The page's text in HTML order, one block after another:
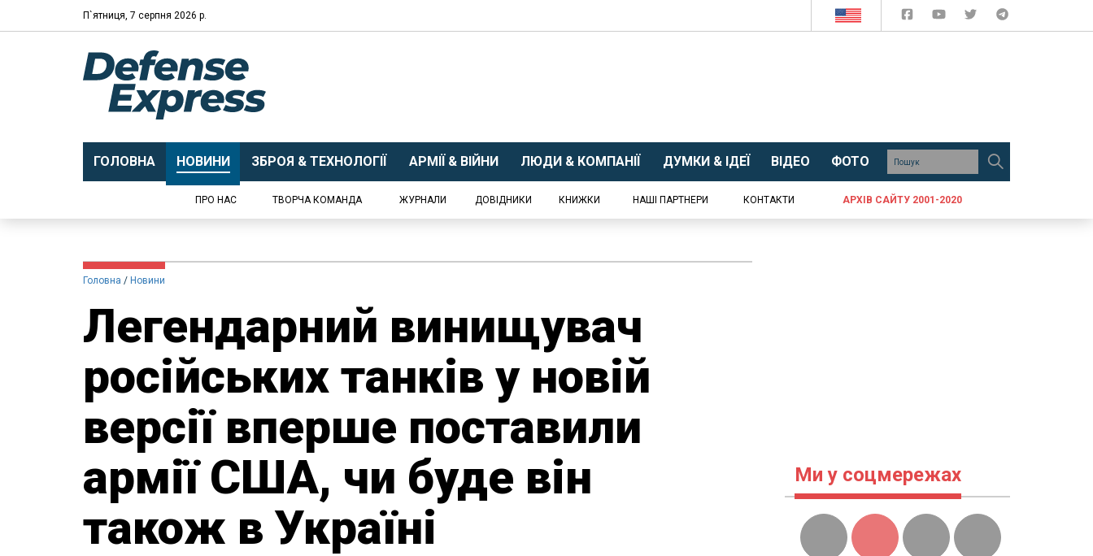
П`ятниця, 7 серпня 2026 р.
ГОЛОВНА НОВИНИ ЗБРОЯ & ТЕХНОЛОГІЇ АРМІЇ & ВІЙНИ ЛЮДИ & КОМПАНІЇ ДУМКИ & ІДЕЇ ВІДЕО ФОТО
ПРО НАС ТВОРЧА КОМАНДА ЖУРНАЛИ ДОВІДНИКИ КНИЖКИ НАШІ ПАРТНЕРИ КОНТАКТИ АРХІВ САЙТУ 2001-2020
Головна Новини
Легендарний винищувач
російських танків у новій
версії вперше поставили
армії США, чи буде він
також в Україні
Ми у соцмережах